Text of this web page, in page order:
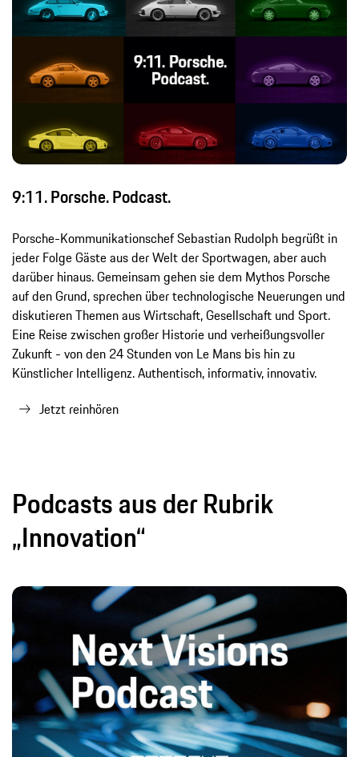
9:11. Porsche. Podcast.
Porsche-Kommunikationschef Sebastian Rudolph begrüßt in
jeder Folge Gäste aus der Welt der Sportwagen, aber auch
darüber hinaus. Gemeinsam gehen sie dem Mythos Porsche
auf den Grund, sprechen über technologische Neuerungen und
diskutieren Themen aus Wirtschaft, Gesellschaft und Sport.
Eine Reise zwischen großer Historie und verheißungsvoller
Zukunft - von den 24 Stunden von Le Mans bis hin zu
Künstlicher Intelligenz. Authentisch, informativ, innovativ.
Jetzt reinhören
Podcasts aus der Rubrik
„Innovation“